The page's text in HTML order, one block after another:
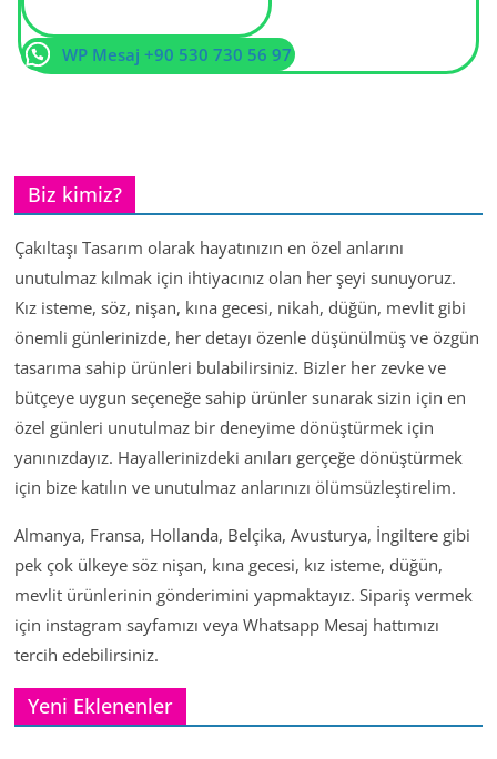
WP Mesaj +90 530 730 56 97
Biz kimiz?
Çakıltaşı Tasarım olarak hayatınızın en özel anlarını
unutulmaz kılmak için ihtiyacınız olan her şeyi sunuyoruz.
Kız isteme, söz, nişan, kına gecesi, nikah, düğün, mevlit gibi
önemli günlerinizde, her detayı özenle düşünülmüş ve özgün
tasarıma sahip ürünleri bulabilirsiniz. Bizler her zevke ve
bütçeye uygun seçeneğe sahip ürünler sunarak sizin için en
özel günleri unutulmaz bir deneyime dönüştürmek için
yanınızdayız. Hayallerinizdeki anıları gerçeğe dönüştürmek
için bize katılın ve unutulmaz anlarınızı ölümsüzleştirelim.
Almanya, Fransa, Hollanda, Belçika, Avusturya, İngiltere gibi
pek çok ülkeye söz nişan, kına gecesi, kız isteme, düğün,
mevlit ürünlerinin gönderimini yapmaktayız. Sipariş vermek
için instagram sayfamızı veya Whatsapp Mesaj hattımızı
tercih edebilirsiniz.
Yeni Eklenenler